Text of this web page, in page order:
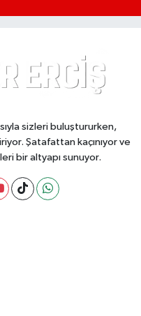
sizleri buluştururken,
Şatafattan kaçınıyor ve
bir altyapı sunuyor.